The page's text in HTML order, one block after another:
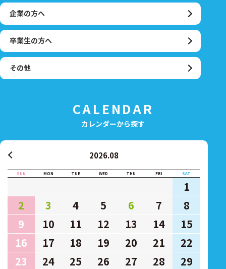
企業の方へ
卒業生の方へ
その他
CALENDAR
カレンダーから探す
2026.08
SUN MON TUE WED THU FRI SAT
1
2
3 4 5 6 7
8
9
10 11 12 13 14
15
16
17 18 19 20 21
22
23
24 25 26 27 28
29